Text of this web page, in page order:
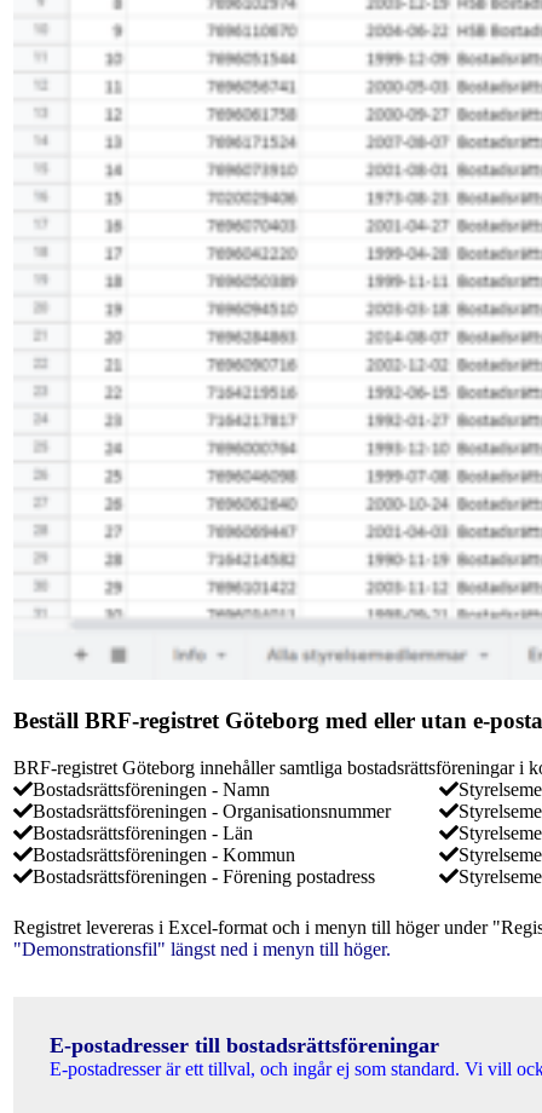
Beställ BRF-registret Göteborg med eller utan e-
BRF-registret Göteborg innehåller samtliga bostadsrättsföreningar i
Bostadsrättsföreningen - Namn
Bostadsrättsföreningen - Organisationsnummer
Bostadsrättsföreningen - Län
Bostadsrättsföreningen - Kommun
Bostadsrättsföreningen - Förening postadress
Registret levereras i Excel-format och i menyn till höger under
"Demonstrationsfil" längst ned i menyn till höger.
E-postadresser till bostadsrättsföreningar
E-postadresser är ett tillval, och ingår ej som standard. Vi vill